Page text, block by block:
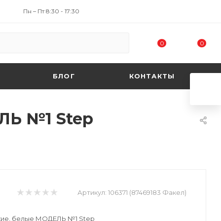
Пн – Пт 8:30 - 17:30
0 0
БЛОГ КОНТАКТЫ
№1 Step
Артикул: 106371 (87469183 Факел)
белые МОДЕЛЬ №1 Step